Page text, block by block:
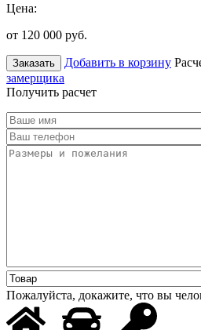
Цена:
от 120 000 руб.
Заказать Добавить в корзину
замерщика
Получить расчет
Пожалуйста, докажите, что вы